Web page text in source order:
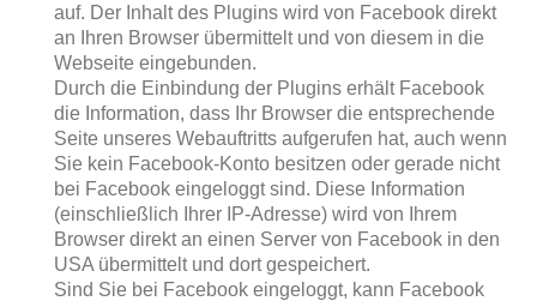
auf. Der Inhalt des Plugins wird von Facebook direkt
an Ihren Browser übermittelt und von diesem in die
Webseite eingebunden.
Durch die Einbindung der Plugins erhält Facebook
die Information, dass Ihr Browser die entsprechende
Seite unseres Webauftritts aufgerufen hat, auch wenn
Sie kein Facebook-Konto besitzen oder gerade nicht
bei Facebook eingeloggt sind. Diese Information
(einschließlich Ihrer IP-Adresse) wird von Ihrem
Browser direkt an einen Server von Facebook in den
USA übermittelt und dort gespeichert.
Sind Sie bei Facebook eingeloggt, kann Facebook